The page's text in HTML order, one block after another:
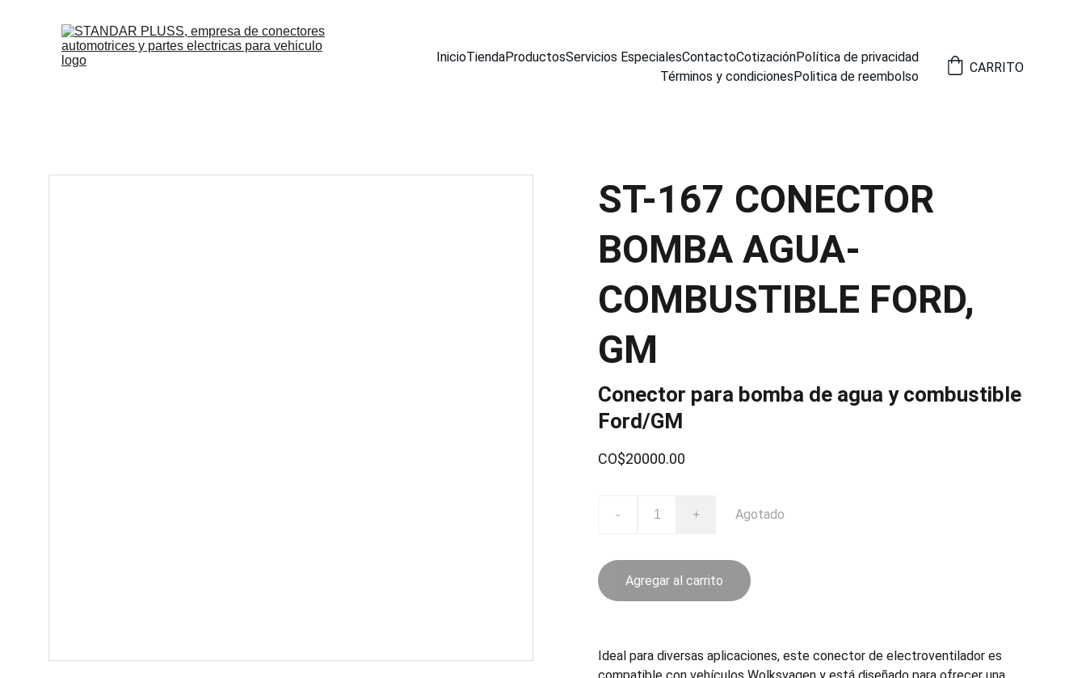
InicioTiendaProductosServicios EspecialesContactoCotizaciónPolítica de privacidad
Términos y condicionesPolitica de reembolso
CARRITO
ST-167 CONECTOR
BOMBA AGUA-
COMBUSTIBLE FORD,
GM
Conector para bomba de agua y combustible
Ford/GM
CO$20000.00
- + Agotado
Agregar al carrito
Ideal para diversas aplicaciones, este conector de electroventilador es